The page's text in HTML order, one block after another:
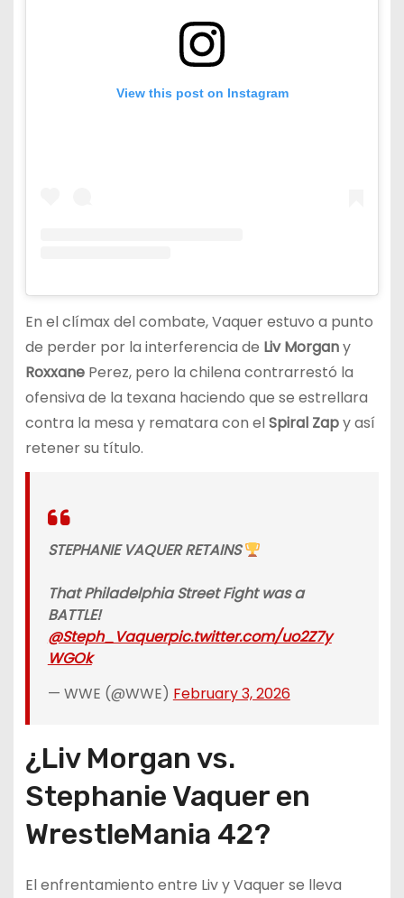
View this post on Instagram
En el clímax del combate, Vaquer estuvo a punto
de perder por la interferencia de Liv Morgany
RoxxanePerez, pero la chilena contrarrestó la
ofensiva de la texana haciendo que se estrellara
contra la mesa y rematara con elSpiral Zapy así
retener su título.
STEPHANIE VAQUER RETAINS
That Philadelphia Street Fight was a
BATTLE!
@Steph_Vaquerpic.twitter.com/uo2Z7y
WGOk
— WWE (@WWE) February 3, 2026
¿Liv Morgan vs.
Stephanie Vaquer en
WrestleMania 42?
El enfrentamiento entre Liv y Vaquer se lleva